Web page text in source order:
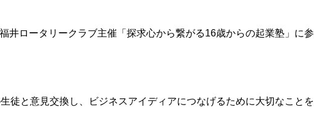
井ロータリークラブ主催「探求心から繋がる16歳からの起業塾」に参
徒と意見交換し、ビジネスアイディアにつなげるために大切なことを